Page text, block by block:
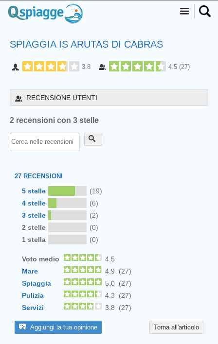
SPIAGGIA IS ARUTAS DI CABRAS
3.8 4.5 (27)
RECENSIONE UTENTI
2 recensioni con 3 stelle
27 RECENSIONI
5 stelle
(19)
4 stelle
(6)
3 stelle
(2)
2 stelle
(0)
1 stella
(0)
Voto medio
4.5
Mare
4.9 (27)
Spiaggia
5.0 (27)
Pulizia
4.3 (27)
Servizi
3.8 (27)
Aggiungi la tua opinione Torna all'articolo